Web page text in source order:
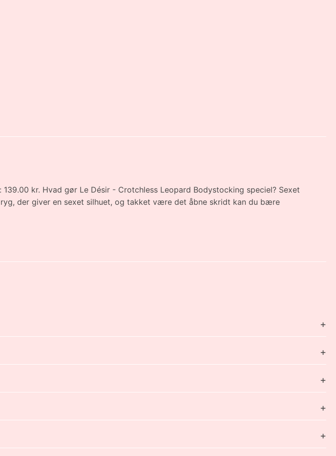
kr. Hvad gør Le Désir - Crotchless Leopard Bodystocking speciel? Sexet
der giver en sexet silhuet, og takket være det åbne skridt kan du bære